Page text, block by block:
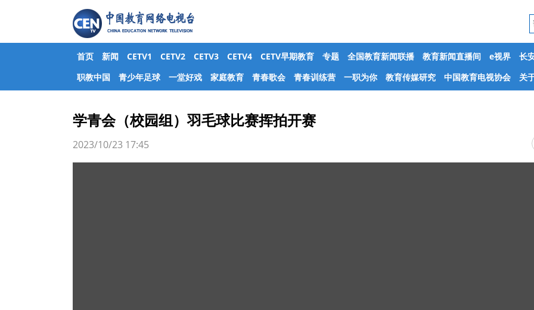
首页 新闻 CETV1 CETV2 CETV3 CETV4 CETV早期教育 专题 全国教育新闻联播 教育新闻直播间 e视界 长
职教中国
青少年足球 一堂好戏 家庭教育 青春歌会 青春训练营 一职为你 教育传媒研究 中国教育电视协会 关
学青会（校园组）羽毛球比赛挥拍开赛
2023/10/23 17:45